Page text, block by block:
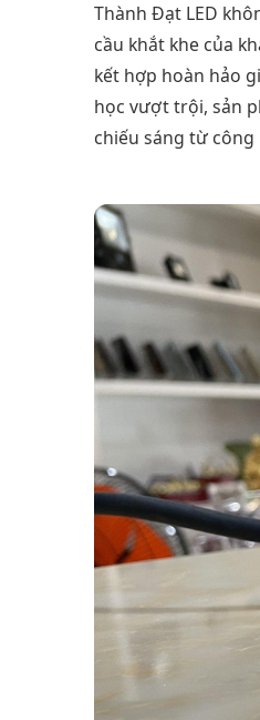
Thành Đạt LED
cầu khắt khe của
kết hợp hoàn hảo
học vượt trội, sản
chiếu sáng từ